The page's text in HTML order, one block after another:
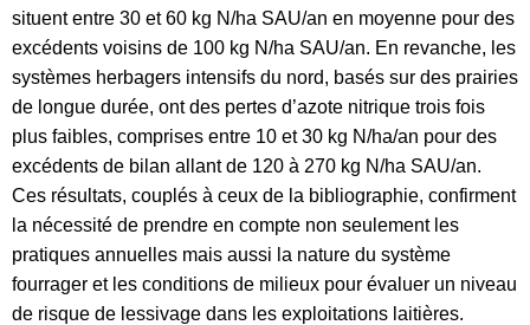
situent entre 30 et 60 kg N/ha SAU/an en moyenne pour des
excédents voisins de 100 kg N/ha SAU/an. En revanche, les
systèmes herbagers intensifs du nord, basés sur des prairies
de longue durée, ont des pertes d’azote nitrique trois fois
plus faibles, comprises entre 10 et 30 kg N/ha/an pour des
excédents de bilan allant de 120 à 270 kg N/ha SAU/an.
Ces résultats, couplés à ceux de la bibliographie, confirment
la nécessité de prendre en compte non seulement les
pratiques annuelles mais aussi la nature du système
fourrager et les conditions de milieux pour évaluer un niveau
de risque de lessivage dans les exploitations laitières.